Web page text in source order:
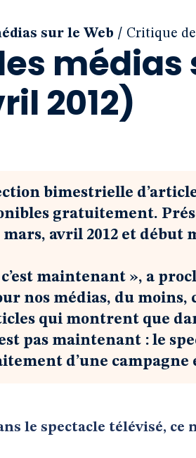
sur le Web / Critique
médias
2012)
bimestrielle
gratuitement.
avril 2012 et début
maintenant », a
nos médias, du moins,
qui montrent que
pas maintenant : le
d’une campagne
le spectacle télévisé, ce